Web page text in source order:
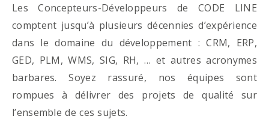
Les Concepteurs-Développeurs de CODE LINE
comptent jusqu’à plusieurs décennies d’expérience
dans le domaine du développement : CRM, ERP,
GED, PLM, WMS, SIG, RH, … et autres acronymes
barbares. Soyez rassuré, nos équipes sont
rompues à délivrer des projets de qualité sur
l’ensemble de ces sujets.